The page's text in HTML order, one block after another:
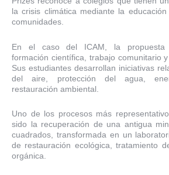
la crisis climática mediante la
comunidades.
En el caso del ICAM, la propuesta
formación científica, trabajo comunitario
Sus estudiantes desarrollan iniciativas
del aire, protección del agua,
restauración ambiental.
Uno de los procesos más
sido la recuperación de una antigua
cuadrados, transformada en un
de restauración ecológica, tratamiento
orgánica.